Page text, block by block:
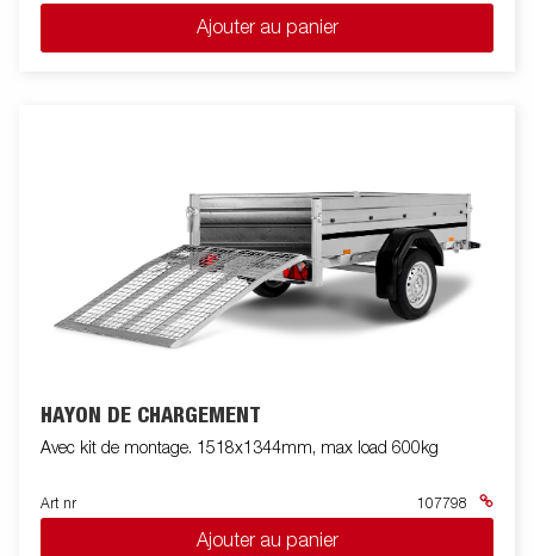
Ajouter au panier
HAYON DE CHARGEMENT
Avec kit de montage. 1518x1344mm, max load 600kg
Art nr 107798
Ajouter au panier